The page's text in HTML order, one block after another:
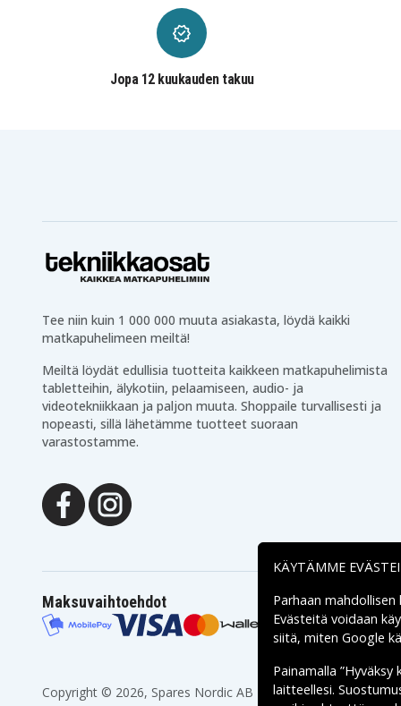
Jopa 12 kuukauden takuu
Tee niin kuin 1 000 000 muuta asiakasta, löydä kaikki
matkapuhelimeen meiltä!
Meiltä löydät edullisia tuotteita kaikkeen matkapuhelimista
tabletteihin, älykotiin, pelaamiseen, audio- ja
videotekniikkaan ja paljon muuta. Shoppaile turvallisesti ja
nopeasti, sillä lähetämme tuotteet suoraan
varastostamme.
Maksuvaihtoehdot
Copyright © 2026, Spares Nordic AB
KÄYTÄMME
Parhaan
Evästeitä voidaan
siitä, miten Google
Painamalla
laitteellesi.